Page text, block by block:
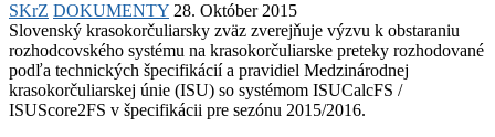
SKrZ DOKUMENTY 28. Október 2015
Slovenský krasokorčuliarsky zväz zverejňuje výzvu k obstaraniu
rozhodcovského systému na krasokorčuliarske preteky rozhodované
podľa technických špecifikácií a pravidiel Medzinárodnej
krasokorčuliarskej únie (ISU) so systémom ISUCalcFS /
ISUScore2FS v špecifikácii pre sezónu 2015/2016.